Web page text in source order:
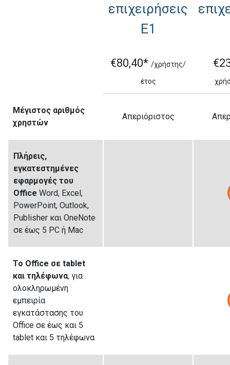
επιχειρήσεις
E1
€80,40* /χρήστης/
έτος
Μέγιστος αριθμός
χρηστών
Απεριόριστος
Πλήρεις,
εγκατεστημένες
εφαρμογές του
Office Word, Excel,
PowerPoint, Outlook,
Publisher και OneNote
σε έως 5 PC ή Mac
Το Office σε tablet
και τηλέφωνα, για
ολοκληρωμένη
εμπειρία
εγκατάστασης του
Office σε έως και 5
tablet και 5 τηλέφωνα